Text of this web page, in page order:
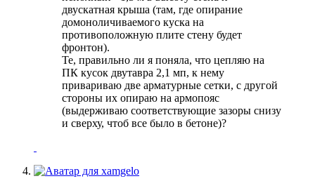
двускатная крыша (там, где опирание
домоноличиваемого куска на
противоположную плите стену будет
фронтон).
Те, правильно ли я поняла, что цепляю на
ПК кусок двутавра 2,1 мп, к нему
привариваю две арматурные сетки, с другой
стороны их опираю на армопояс
(выдерживаю соответствующие зазоры снизу
и сверху, чтоб все было в бетоне)?